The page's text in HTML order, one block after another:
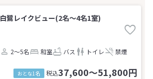
白鷺レイクビュー(2名～4名1室)
2～5名 和室 バス トイレ 禁煙
おとな1名 税込37,600～51,800円